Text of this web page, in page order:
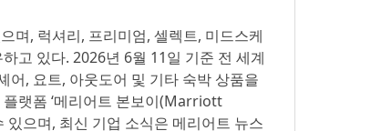
며, 럭셔리, 프리미엄, 셀렉트, 미드스케
고 있다. 2026년 6월 11일 기준 전 세계
어, 요트, 아웃도어 및 기타 숙박 상품을
랫폼 ‘메리어트 본보이(Marriott
으며, 최신 기업 소식은 메리어트 뉴스